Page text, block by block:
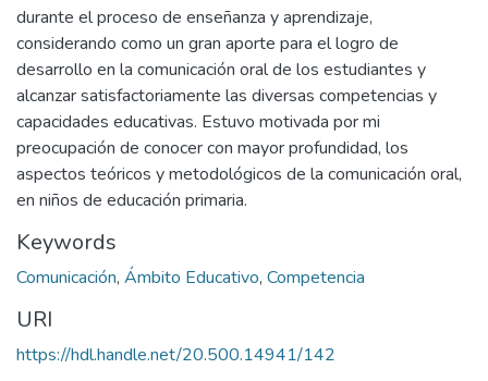
durante el proceso de enseñanza y aprendizaje,
considerando como un gran aporte para el logro de
desarrollo en la comunicación oral de los estudiantes y
alcanzar satisfactoriamente las diversas competencias y
capacidades educativas. Estuvo motivada por mi
preocupación de conocer con mayor profundidad, los
aspectos teóricos y metodológicos de la comunicación oral,
en niños de educación primaria.
Keywords
Comunicación, Ámbito Educativo, Competencia
URI
https://hdl.handle.net/20.500.14941/142